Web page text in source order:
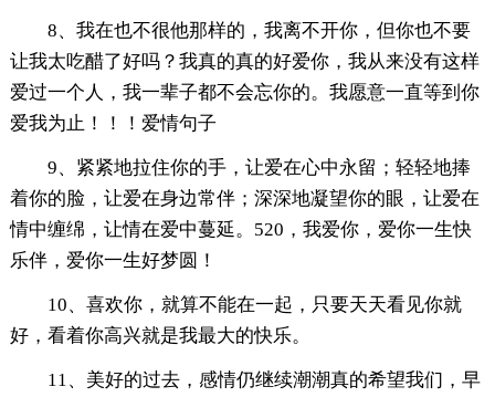
8、我在也不很他那样的，我离不开你，但你也不要
让我太吃醋了好吗？我真的真的好爱你，我从来没有这样
爱过一个人，我一辈子都不会忘你的。我愿意一直等到你
爱我为止！！！爱情句子
9、紧紧地拉住你的手，让爱在心中永留；轻轻地捧
着你的脸，让爱在身边常伴；深深地凝望你的眼，让爱在
情中缠绵，让情在爱中蔓延。520，我爱你，爱你一生快
乐伴，爱你一生好梦圆！
10、喜欢你，就算不能在一起，只要天天看见你就
好，看着你高兴就是我最大的快乐。
11、美好的过去，感情仍继续潮潮真的希望我们，早